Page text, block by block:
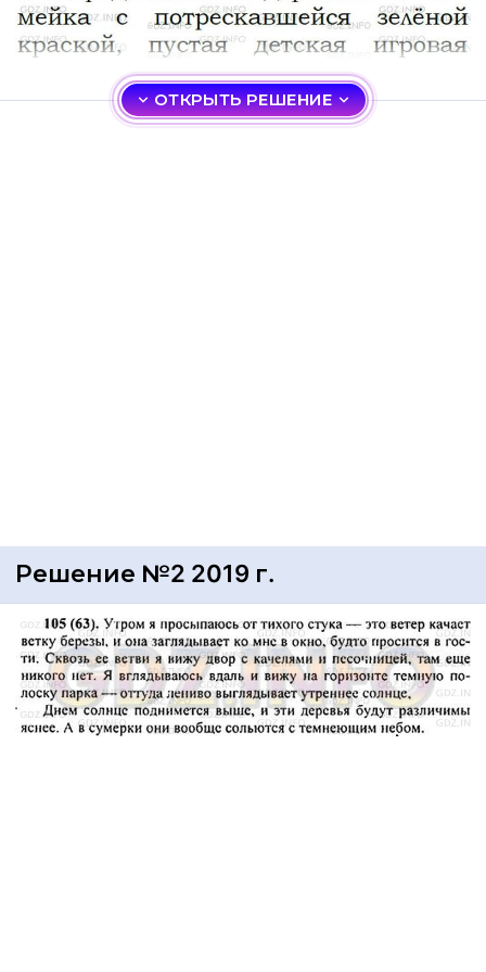
ОТКРЫТЬ РЕШЕНИЕ
Решение №2 2019 г.